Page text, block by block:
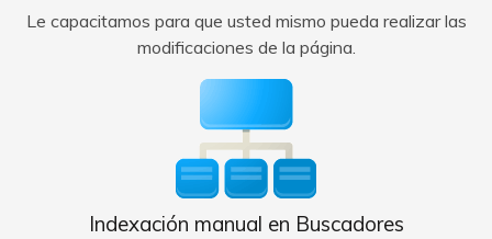
Le capacitamos para que usted mismo pueda realizar las
modificaciones de la página.
Indexación manual en Buscadores